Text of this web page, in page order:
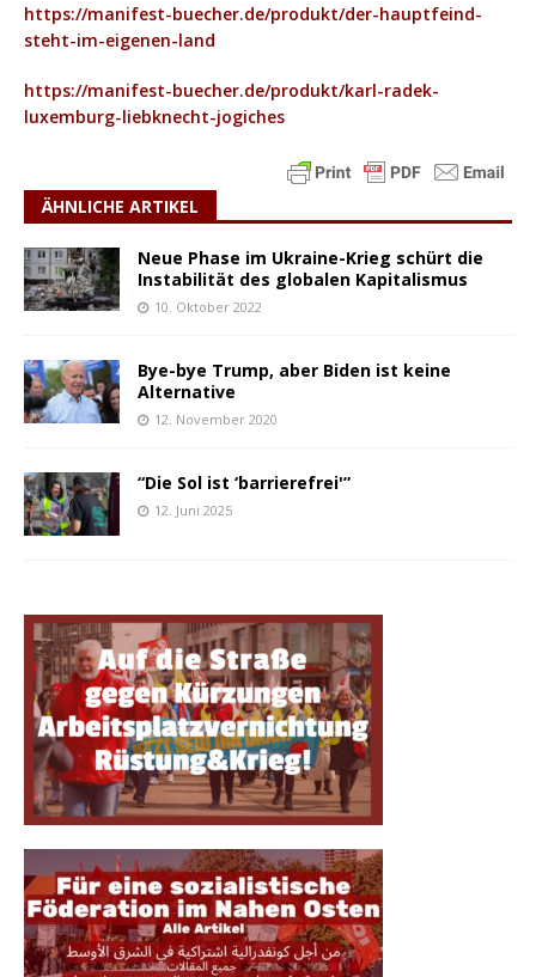
https://manifest-buecher.de/produkt/der-hauptfeind-
steht-im-eigenen-land
https://manifest-buecher.de/produkt/karl-radek-
luxemburg-liebknecht-jogiches
ÄHNLICHE ARTIKEL
Neue Phase im Ukraine-Krieg schürt die
Instabilität des globalen Kapitalismus
10. Oktober 2022
Bye-bye Trump, aber Biden ist keine
Alternative
12. November 2020
“Die Sol ist ‘barrierefrei'”
12. Juni 2025